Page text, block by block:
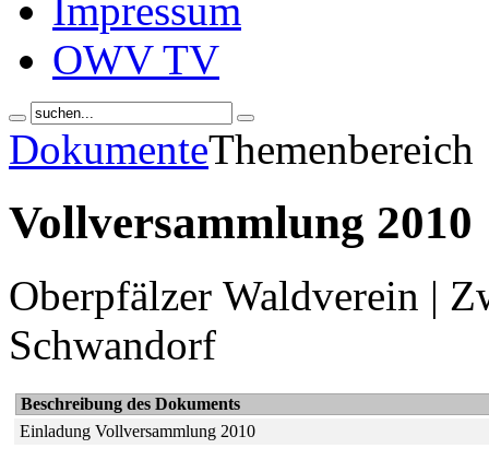
Impressum
OWV TV
DokumenteThemenbereich
Vollversammlung 2010
Oberpfälzer Waldverein |
Schwandorf
Beschreibung des Dokuments
Einladung Vollversammlung 2010